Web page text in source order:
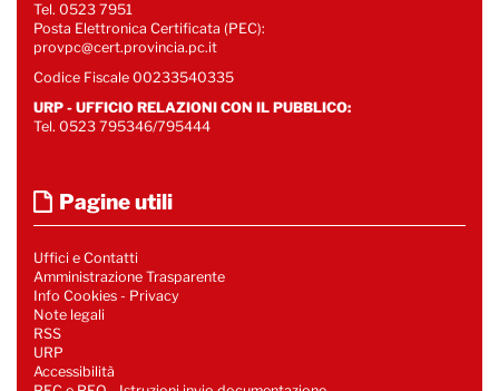
Tel. 0523 7951
Posta Elettronica Certificata (PEC):
provpc@cert.provincia.pc.it
Codice Fiscale 00233540335
URP - UFFICIO RELAZIONI CON IL PUBBLICO:
Tel. 0523 795346/795444
Pagine utili
Uffici e Contatti
Amministrazione Trasparente
Info Cookies - Privacy
Note legali
RSS
URP
Accessibilità